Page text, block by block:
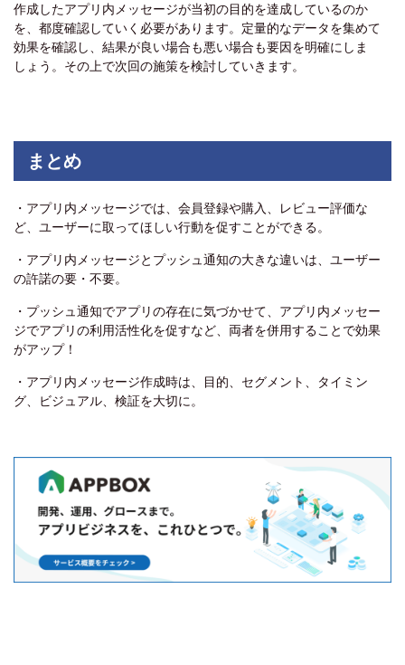
作成したアプリ内メッセージが当初の目的を達成しているのか
を、都度確認していく必要があります。定量的なデータを集めて
効果を確認し、結果が良い場合も悪い場合も要因を明確にしま
しょう。その上で次回の施策を検討していきます。
まとめ
・アプリ内メッセージでは、会員登録や購入、レビュー評価な
ど、ユーザーに取ってほしい行動を促すことができる。
・アプリ内メッセージとプッシュ通知の大きな違いは、ユーザー
の許諾の要・不要。
・プッシュ通知でアプリの存在に気づかせて、アプリ内メッセー
ジでアプリの利用活性化を促すなど、両者を併用することで効果
がアップ！
・アプリ内メッセージ作成時は、目的、セグメント、タイミン
グ、ビジュアル、検証を大切に。